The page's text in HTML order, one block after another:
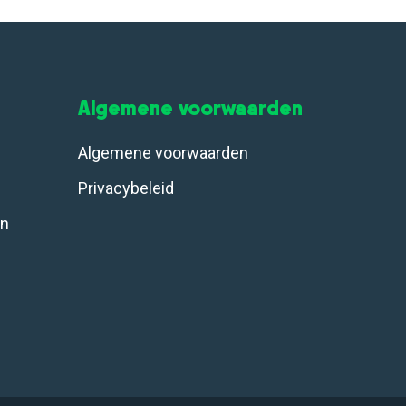
Algemene voorwaarden
Algemene voorwaarden
Privacybeleid